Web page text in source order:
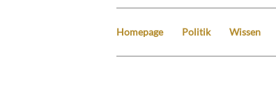
Homepage Politik Wissen